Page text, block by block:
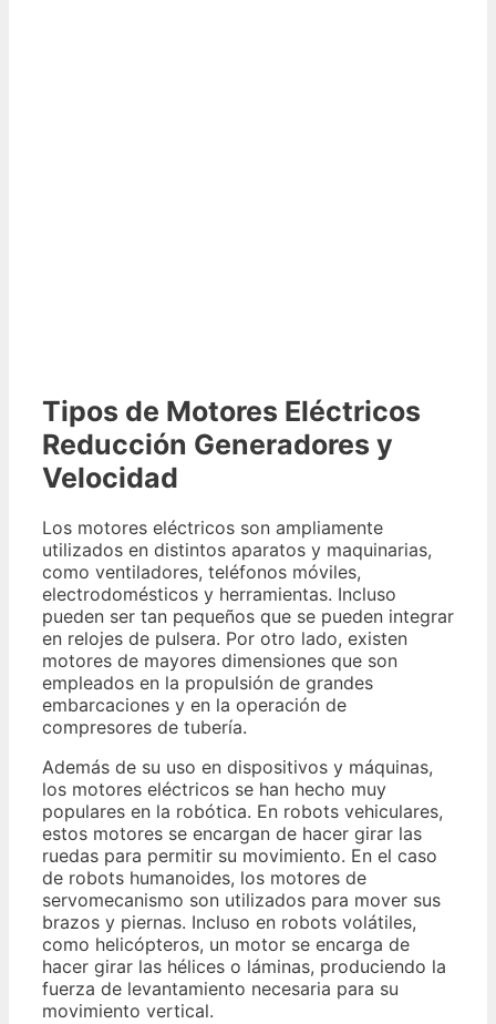
Tipos de Motores Eléctricos
Reducción Generadores y
Velocidad
Los motores eléctricos son ampliamente
utilizados en distintos aparatos y maquinarias,
como ventiladores, teléfonos móviles,
electrodomésticos y herramientas. Incluso
pueden ser tan pequeños que se pueden integrar
en relojes de pulsera. Por otro lado, existen
motores de mayores dimensiones que son
empleados en la propulsión de grandes
embarcaciones y en la operación de
compresores de tubería.
Además de su uso en dispositivos y máquinas,
los motores eléctricos se han hecho muy
populares en la robótica. En robots vehiculares,
estos motores se encargan de hacer girar las
ruedas para permitir su movimiento. En el caso
de robots humanoides, los motores de
servomecanismo son utilizados para mover sus
brazos y piernas. Incluso en robots volátiles,
como helicópteros, un motor se encarga de
hacer girar las hélices o láminas, produciendo la
fuerza de levantamiento necesaria para su
movimiento vertical.